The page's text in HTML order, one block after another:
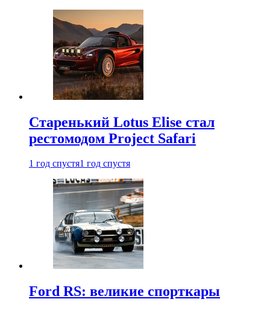
Старенький Lotus Elise стал
рестомодом Project Safari
1 год спустя1 год спустя
Ford RS: великие спорткары